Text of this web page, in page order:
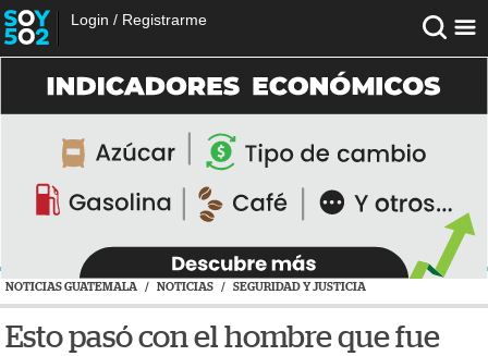
Login / Registrarme
NOTICIAS GUATEMALA / NOTICIAS / SEGURIDAD Y JUSTICIA
Esto pasó con el hombre que fue